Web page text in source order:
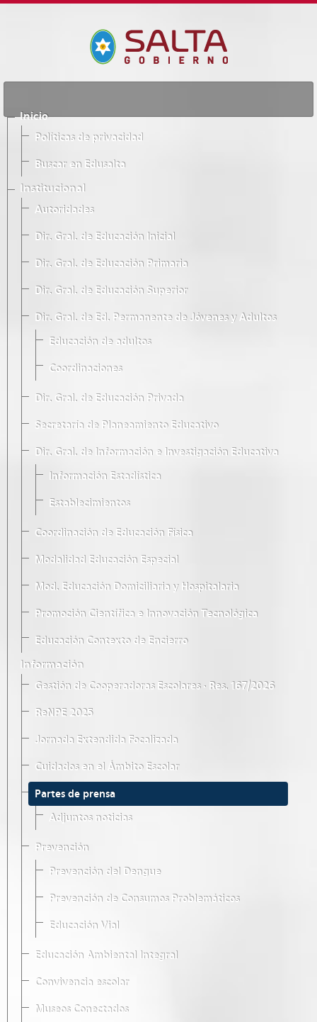
Inicio
Políticas de privacidad
Buscar en Edusalta
Institucional
Autoridades
Dir. Gral. de Educación Inicial
Dir. Gral. de Educación Primaria
Dir. Gral. de Educación Superior
Dir. Gral. de Ed. Permanente de Jóvenes y Adultos
Educación de adultos
Coordinaciones
Dir. Gral. de Educación Privada
Secretaría de Planeamiento Educativo
Dir. Gral. de Información e Investigación Educativa
Información Estadística
Establecimientos
Coordinación de Educación Física
Modalidad Educación Especial
Mod. Educación Domiciliaria y Hospitalaria
Promoción Científica e Innovación Tecnológica
Educación Contexto de Encierro
Información
Gestión de Cooperadoras Escolares · Res. 167/2026
ReNPE 2025
Jornada Extendida Focalizada
Cuidados en el Ámbito Escolar
Partes de prensa
Adjuntos noticias
Prevención
Prevención del Dengue
Prevención de Consumos Problemáticos
Educación Vial
Educación Ambiental Integral
Convivencia escolar
Museos Conectados